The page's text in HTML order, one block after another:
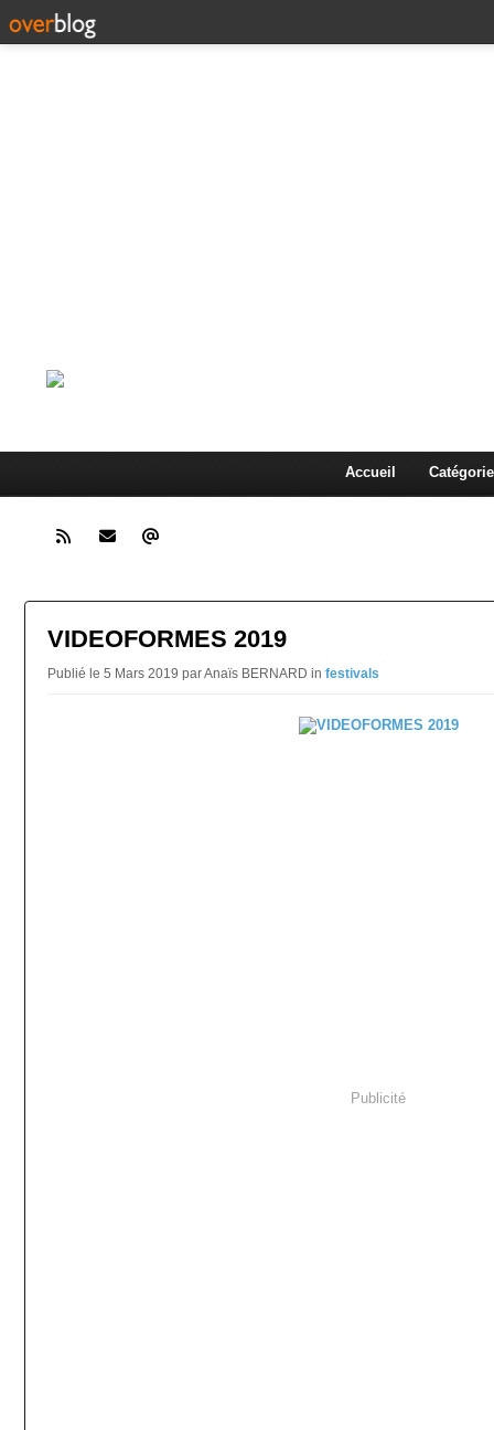
Accueil
VIDEOFORMES 2019
Publié le 5 Mars 2019 par Anaïs BERNARD in festivals
Publicité